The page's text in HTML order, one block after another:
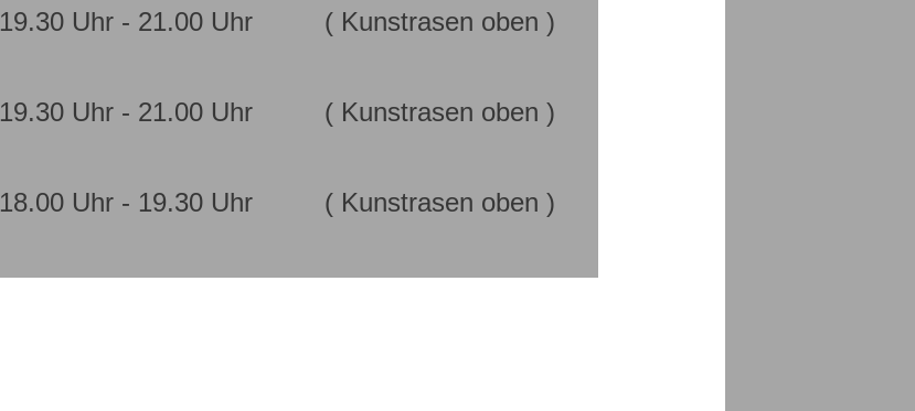
19.30 Uhr - 21.00 Uhr ( Kunstrasen oben )
19.30 Uhr - 21.00 Uhr ( Kunstrasen oben )
18.00 Uhr - 19.30 Uhr ( Kunstrasen oben )